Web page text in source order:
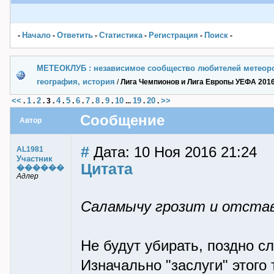
- Начало - Ответить - Статистика- Pегистрация - Поиск -
МЕТЕОКЛУБ : независимое сообщество любителей
география, история /Лига Чемпионов и Лига Европы УЕФА
<< . 1 . 2 . 3 . 4. 5 . 6 . 7 . 8 . 9 . 10 ... 19 . 20 . >>
Автор Сообщение
AL1981
Участник
������
Адлер
# Дата: 10 Ноя 2016 21:24
Цитата
Саламычу грозит и
Не будут убирать, поздно
Изначально "заслуги"